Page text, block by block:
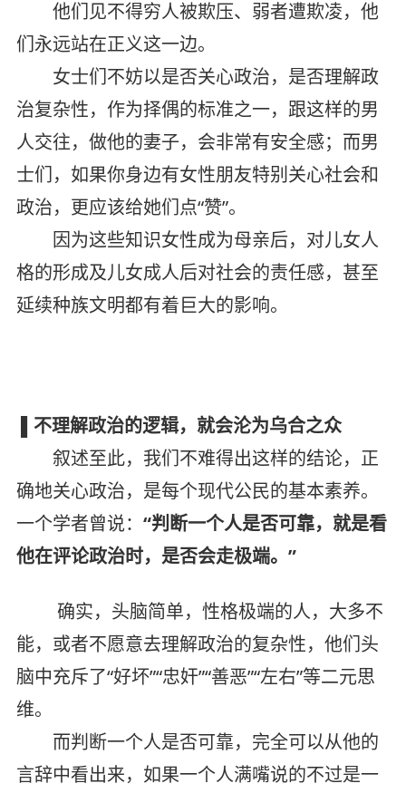
他们见不得穷人被欺压、弱者遭欺凌，他
们永远站在正义这一边。
女士们不妨以是否关心政治，是否理解政
治复杂性，作为择偶的标准之一，跟这样的男
人交往，做他的妻子，会非常有安全感；而男
士们，如果你身边有女性朋友特别关心社会和
政治，更应该给她们点“赞”。
因为这些知识女性成为母亲后，对儿女人
格的形成及儿女成人后对社会的责任感，甚至
延续种族文明都有着巨大的影响。
▌不理解政治的逻辑，就会沦为乌合之众
叙述至此，我们不难得出这样的结论，正
确地关心政治，是每个现代公民的基本素养。
一个学者曾说： “判断一个人是否可靠，就是看
他在评论政治时，是否会走极端。”
确实，头脑简单，性格极端的人，大多不
能，或者不愿意去理解政治的复杂性，他们头
脑中充斥了“好坏”“忠奸”“善恶”“左右”等二元思
维。
而判断一个人是否可靠，完全可以从他的
言辞中看出来，如果一个人满嘴说的不过是一